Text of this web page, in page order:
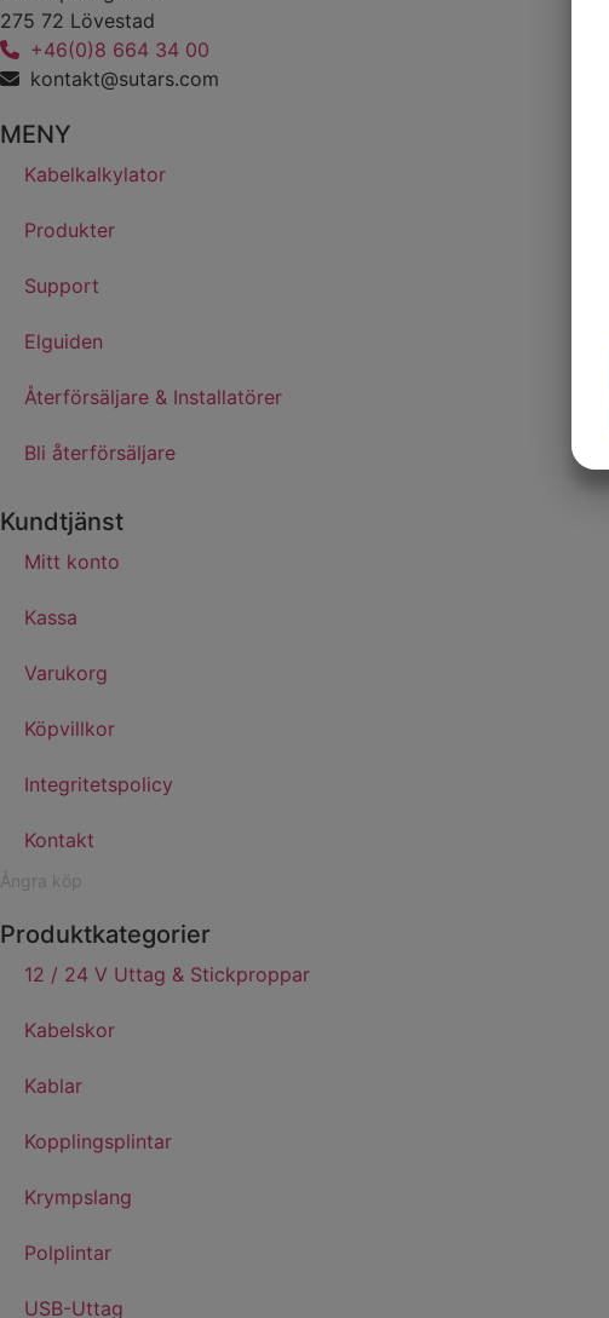
275 72 Lövestad
+46(0)8 664 34 00
kontakt@sutars.com
MENY
Kabelkalkylator
Produkter
Support
Elguiden
Återförsäljare & Installatörer
Bli återförsäljare
Kundtjänst
Mitt konto
Kassa
Varukorg
Köpvillkor
Integritetspolicy
Kontakt
Ångra köp
Produktkategorier
12 / 24 V Uttag & Stickproppar
Kabelskor
Kablar
Kopplingsplintar
Krympslang
Polplintar
USB-Uttag